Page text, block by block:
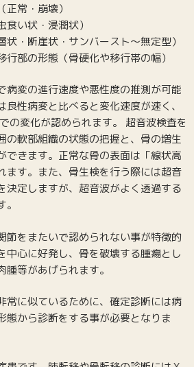
常・崩壊）
い状・浸潤状）
・断崖状・サンバースト～無定型）
部の形態（骨硬化や移行帯の幅）
病変の進行速度や悪性度の推測が可能
性病変と比べると変化速度が速く、
の変化が認められます。 超音波検査を
の軟部組織の状態の把握と、骨の増生
できます。正常な骨の表面は「線状高
ます。また、骨生検を行う際には超音
決定しますが、超音波がよく透過する
節をまたいで認められない事が特徴的
中心に好発し、骨を破壊する腫瘍とし
等があげられます。
常に似ているために、確定診断には病
態から診断をする事が必要となりま